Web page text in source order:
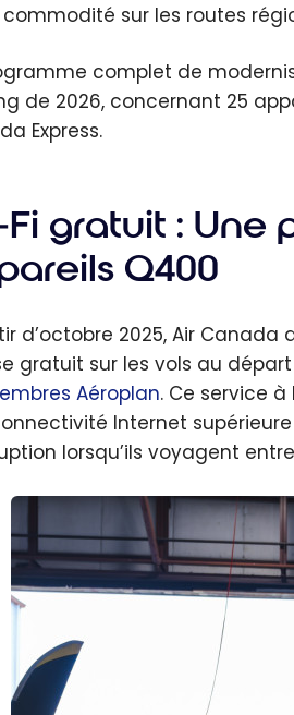
sur les routes
complet de
de 2026, concernant 25
Express.
gratuit : Une
Q400
d’octobre 2025, Air
gratuit sur les vols au
Aéroplan. Ce service
Internet
lorsqu’ils voyagent